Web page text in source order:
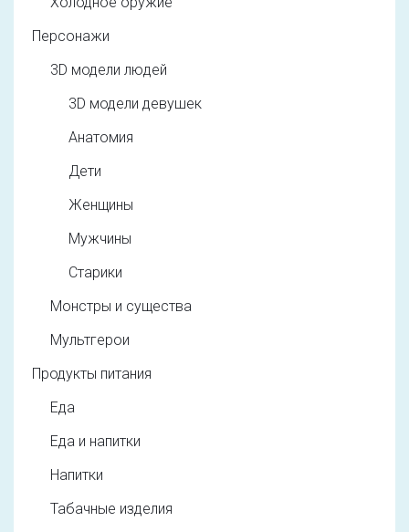
Персонажи
3D модели людей
3D модели девушек
Анатомия
Дети
Женщины
Мужчины
Старики
Монстры и существа
Мультгерои
Продукты питания
Еда
Еда и напитки
Напитки
Табачные изделия